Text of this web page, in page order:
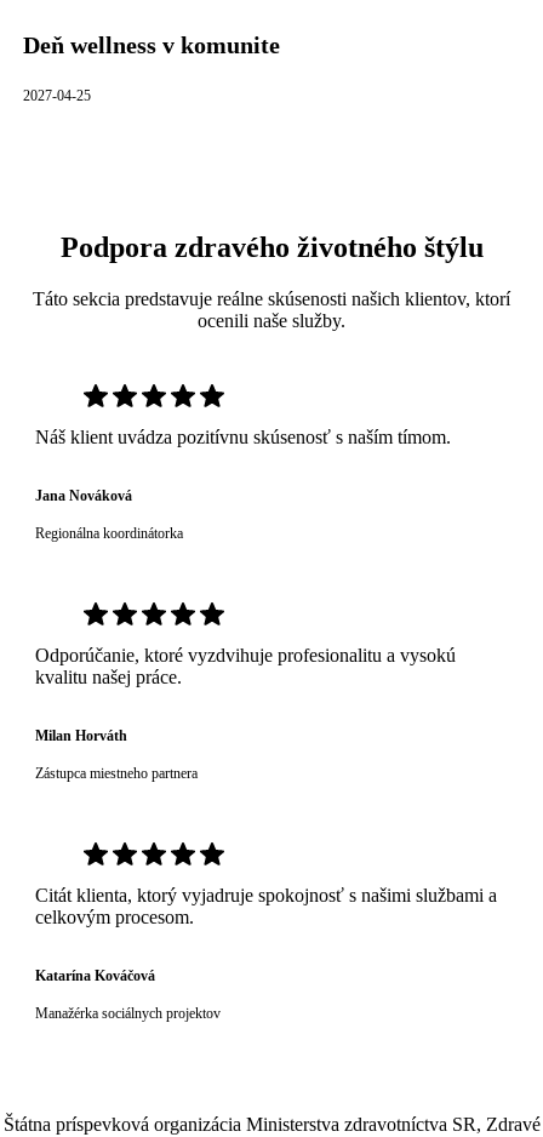
Deň wellness v komunite
2027-04-25
Podpora zdravého životného štýlu
Táto sekcia predstavuje reálne skúsenosti našich klientov, ktorí
ocenili naše služby.
Náš klient uvádza pozitívnu skúsenosť s naším tímom.
Jana Nováková
Regionálna koordinátorka
Odporúčanie, ktoré vyzdvihuje profesionalitu a vysokú
kvalitu našej práce.
Milan Horváth
Zástupca miestneho partnera
Citát klienta, ktorý vyjadruje spokojnosť s našimi službami a
celkovým procesom.
Katarína Kováčová
Manažérka sociálnych projektov
Štátna príspevková organizácia Ministerstva zdravotníctva SR, Zdravé